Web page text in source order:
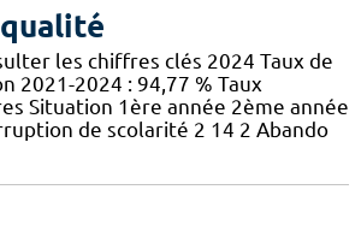
les chiffres clés 2024 Taux de
2021-2024 : 94,77 % Taux
Situation 1ère année 2ème année
de scolarité 2 14 2 Abando